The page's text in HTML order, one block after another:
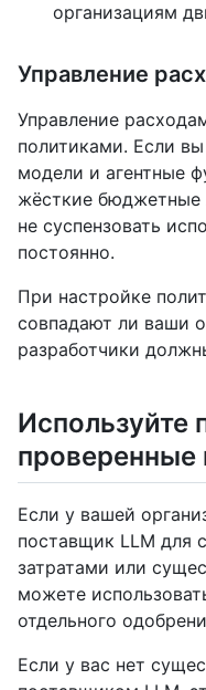
организациям
Управление
Управление
политиками. Если
модели и агентные
жёсткие бюджетные
не суспензовать
постоянно.
При настройке
совпадают ли ваши
разработчики
Используйте
проверенные
Если у вашей
поставщик LLM для
затратами или
можете
отдельного
Если у вас нет